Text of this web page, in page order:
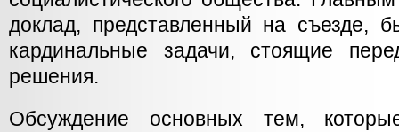
доклад, представленный на съезде,
кардинальные задачи, стоящие
решения.
Обсуждение основных тем,